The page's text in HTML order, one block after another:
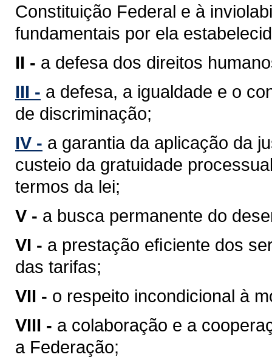
Constituição Federal e à
fundamentais por ela
II - a defesa dos direitos
III - a defesa, a igualdade e o
de discriminação;
IV - a garantia da aplicação da
custeio da gratuidade
termos da lei;
V - a busca permanente do
VI - a prestação eﬁciente dos
das tarifas;
VII - o respeito incondicional à
VIII - a colaboração e a
a Federação;